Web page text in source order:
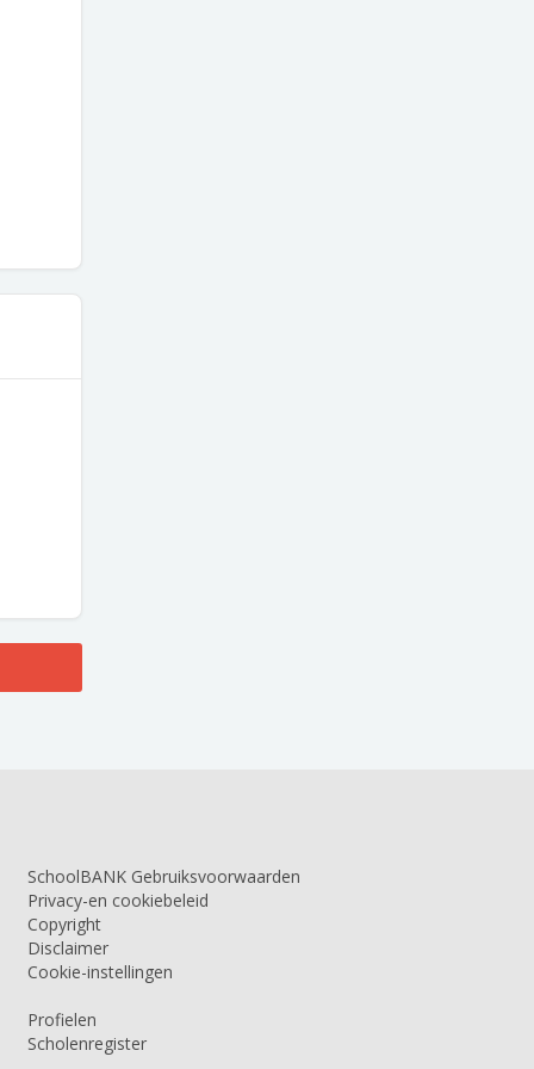
SchoolBANK Gebruiksvoorwaarden
Privacy-en cookiebeleid
Copyright
Disclaimer
Cookie-instellingen
Profielen
Scholenregister